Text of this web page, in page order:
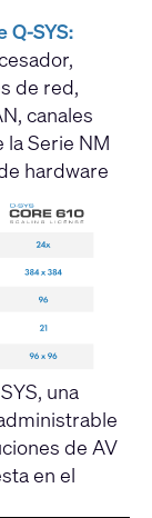
Q-SYS:
de red,
canales
la Serie NM
hardware
una
de AV
en el